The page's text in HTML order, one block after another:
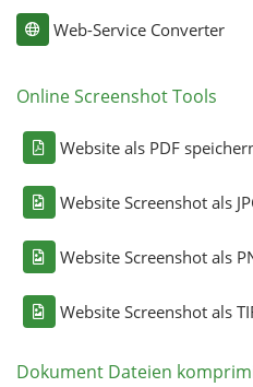
Web-Service Converter
Online Screenshot Tools
Website als PDF
Website Screenshot als
Website Screenshot als
Website Screenshot als
Dokument Dateien